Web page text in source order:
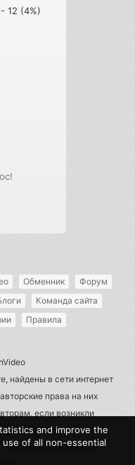
12 (4%)
Обменник
Форум
Команда сайта
Правила
найдены в сети интернет
права на них
если возникли
данных
and improve the
of all non-essential